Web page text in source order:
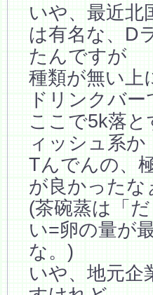
いや、最近北
は有名な、D
たんですが
種類が無い上
ドリンクバ
ここで5k落
ィッシュ系か
Tんでんの、
が良かったな
(茶碗蒸は「
い=卵の量が
な。)
いや、地元